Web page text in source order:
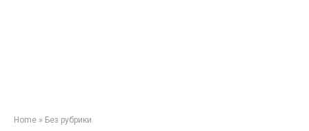
Home » Без рубрики